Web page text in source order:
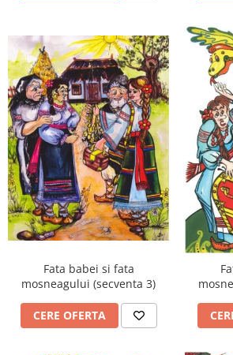
Bibliorafturi,Dosare,Cutii Arhivare
Mape si Folii Plastic
Plannere
Tavite si Suporturi Documente
Mijloace de Prezentare
Aviziere
Flipchart-uri si Rezerve
Accesorii
Panouri Afisare
Table magnetice din sticla
Scutece
Scutece adulti tip chilot
Sale
Fata babei si fata
mosneagului (secventa 3)
CERE OFERTA